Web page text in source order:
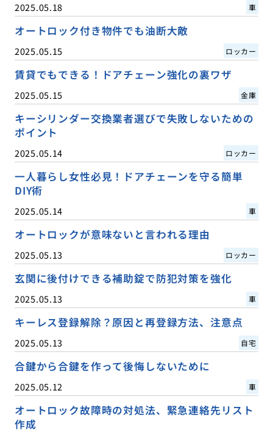
2025.05.18 車
オートロック付き物件でも油断大敵
2025.05.15 ロッカー
賃貸でもできる！ドアチェーン強化の裏ワザ
2025.05.15 金庫
キーシリンダー交換業者選びで失敗しないための
ポイント
2025.05.14 ロッカー
一人暮らし女性必見！ドアチェーンを守る簡単
DIY術
2025.05.14 車
オートロックが意味ないと言われる理由
2025.05.13 ロッカー
玄関に後付けできる補助錠で防犯対策を強化
2025.05.13 車
キーレス登録解除？原因と再登録方法、注意点
2025.05.13 自宅
合鍵から合鍵を作って後悔しないために
2025.05.12 車
オートロック故障時の対処法、緊急連絡先リスト
作成